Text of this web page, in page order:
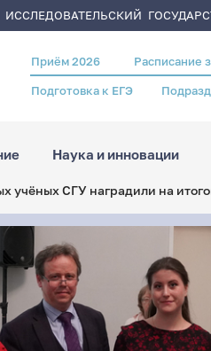
Header
menu
Приём 2026 Расписание
Подготовка к ЕГЭ
Наука и инновации
учёных СГУ наградили на